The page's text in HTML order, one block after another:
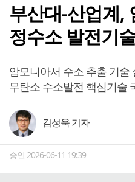
부산대-산업계,
정수소 발전기
암모니아서 수소 추출 기술
무탄소 수소발전 핵심기술
김성욱 기자
승인 2026-06-11 19:39